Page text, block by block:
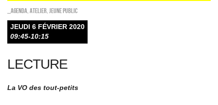
_Agenda Atelier Jeune public
JEUDI 6 FÉVRIER 2020
09:45-10:15
LECTURE
La VO des tout-petits